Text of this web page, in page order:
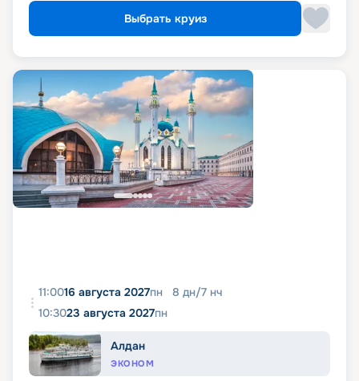
Выбрать круиз
11:0016 августа 2027пн 8 дн/7 нч
10:3023 августа 2027пн
Алдан
ЭКОНОМ